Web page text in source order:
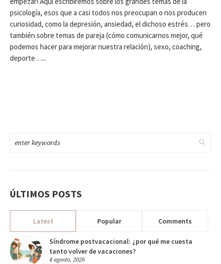
psicología, esos que a casi todos nos preocupan o nos producen
curiosidad, como la depresión, ansiedad, el dichoso estrés… pero
también sobre temas de pareja (cómo comunicarnos mejor, qué
podemos hacer para mejorar nuestra relación), sexo, coaching,
deporte…...
ÚLTIMOS POSTS
Latest Popular Comments
Síndrome postvacacional: ¿por qué me cuesta
tanto volver de vacaciones?
4 agosto, 2026